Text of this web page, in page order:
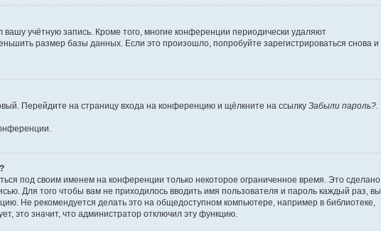
учётную запись. Кроме того, многие конференции периодически удаляют
размер базы данных. Если это произошло, попробуйте зарегистрироваться снова и
Перейдите на страницу входа на конференцию и щёлкните на ссылку Забыли пароль?
под своим именем на конференции только некоторое ограниченное время. Это сделано
Для того чтобы вам не приходилось вводить имя пользователя и пароль каждый раз, вы
Не рекомендуется делать это на общедоступном компьютере, например в библиотеке,
это значит, что администратор отключил эту функцию.